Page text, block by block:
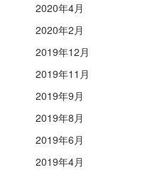
2020年4月
2020年2月
2019年12月
2019年11月
2019年9月
2019年8月
2019年6月
2019年4月